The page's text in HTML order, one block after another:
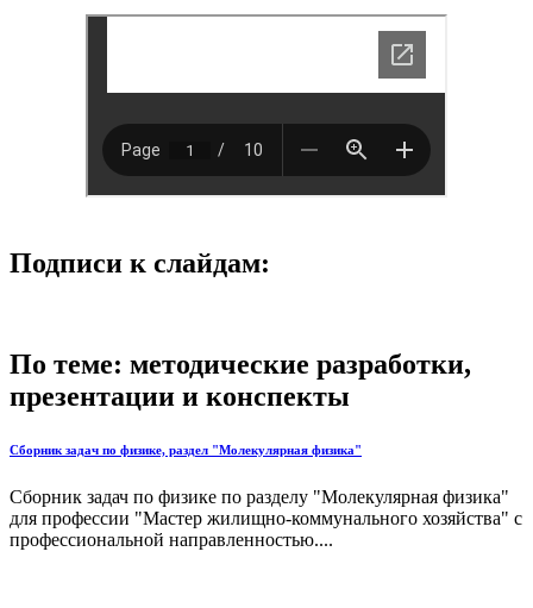
Подписи к слайдам:
По теме: методические разработки,
презентации и конспекты
Сборник задач по физике, раздел "Молекулярная физика"
Сборник задач по физике по разделу "Молекулярная физика"
для профессии "Мастер жилищно-коммунального хозяйства" с
профессиональной направленностью....